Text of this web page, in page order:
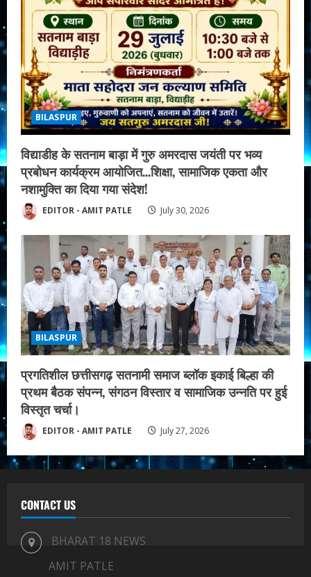
BILASPUR
विद्याडीह के सतनाम बाड़ा में गुरु अमरदास जयंती पर भव्य
प्रबोधन कार्यक्रम आयोजित…शिक्षा, सामाजिक एकता और
नशामुक्ति का दिया गया संदेश!
EDITOR - AMIT PATLE July 30, 2026
BILASPUR
प्रगतिशील छत्तीसगढ़ सतनामी समाज ब्लॉक इकाई बिल्हा की
प्रथम बैठक संपन्न, संगठन विस्तार व सामाजिक उन्नति पर हुई
विस्तृत चर्चा।
EDITOR - AMIT PATLE July 27, 2026
CONTACT US
BHARAT 18 NEWS
AMIT PATLE